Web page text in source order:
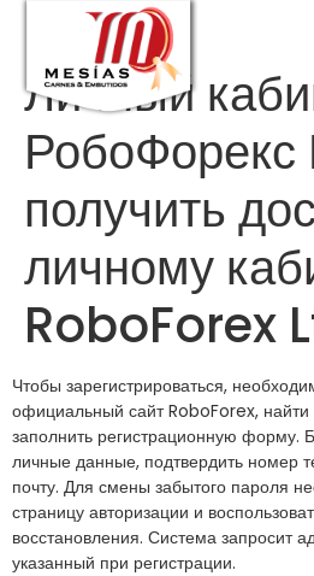
Личный
РобоФорекс
получить
личному
RoboForex
Чтобы зарегистрироваться,
официальный сайт RoboForex, найти
заполнить регистрационную форму.
личные данные, подтвердить номер
почту. Для смены забытого пароля
страницу авторизации и
восстановления. Система запросит
указанный при регистрации.